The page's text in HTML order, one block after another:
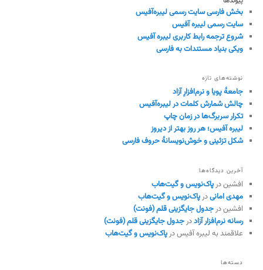
بخش فارسی سایت رسمی لیبره‌آفیس
سایت رسمی لیبره آفیس
شروع ترجمه رابط کاربری لیبره آفیس
ویکی بنیاد مستندات به فارسی
نوشته‌های تازه
جامعهٔ پویا و نرم‌افزارِ آزاد
چالش شمارش کلمات در لیبره‌آفیس
تکرار سربرگ‌ها در زمان چاپ
لیبره آفیس؛ هر روز بهتر از دیروز
شکل تزئینی و خوش‌نویسانهٔ حروف فارسی
آخرین دیدگاه‌ها
افشیندرپاک‌نویس و گیت‌هاب
مهدی امانیدرپاک‌نویس و گیت‌هاب
افشیندرجدول جایگزینی قلم (فونت)
رسانه نرم‌افزار آزاددرجدول جایگزینی قلم (فونت)
علاقمند به لیبره آفیسدرپاک‌نویس و گیت‌هاب
دسته‌ها